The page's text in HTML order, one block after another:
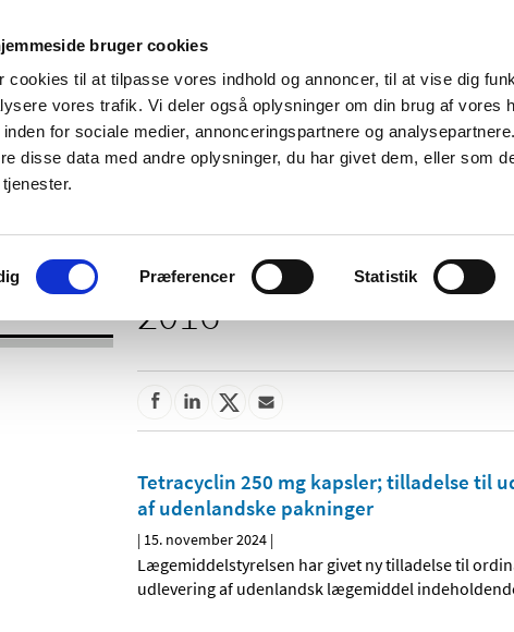
bruger cookies
cookies til at tilpasse vores indhold og annoncer, til at vise dig
vores trafik. Vi deler også oplysninger om din brug af vores
inden for sociale medier, annonceringspartnere og
disse data med andre oplysninger, du har givet dem, eller som
Præferencer Statistik
Nyheder Om os
Bivirkninger og
produktinformation
Tilskud og
Apoteker og
2016
Tetracyclin 250 mg kapsler; tilladelse til
af udenlandske pakninger
| 15. november 2024 |
Lægemiddelstyrelsen har givet ny tilladelse til
udlevering af udenlandsk lægemiddel